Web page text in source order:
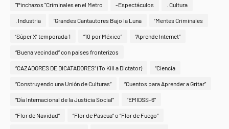
"Pinchazos "Criminales en el Metro -Espectáculos . Cultura
. Industria ‘Grandes Cantautores Bajo la Luna ‘Mentes Criminales
‘Súper X’ temporada 1 “10 por México” “Aprende Internet”
“Buena vecindad” con países fronterizos
“CAZADORES DE DICATADORES” (To Kill a Dictator) “Ciencia
“Construyendo una Unión de Culturas” “Cuentos para Aprender a Gritar”
“Día Internacional de la Justicia Social” “EMIDSS-6”
“Flor de Navidad” “Flor de Pascua” o “Flor de Fuego”